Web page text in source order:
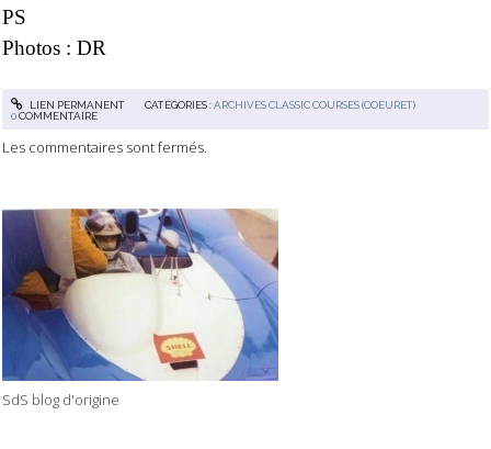
SdS blog d'origine
PS
Photos : DR
LIEN PERMANENT CATÉGORIES :ARCHIVES CLASSIC COURSES (COEURET)
0COMMENTAIRE
Les commentaires sont fermés.